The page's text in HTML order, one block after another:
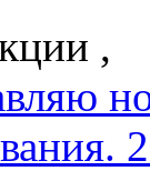
,